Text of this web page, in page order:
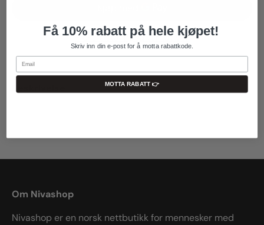
Flere betalingsalternativer
Om Nivashop
Nivashop er en norsk nettbutikk for mennesker med
Få 10% rabatt på hele kjøpet!
Skriv inn din e-post for å motta rabattkode.
Email
MOTTA RABATT 👉